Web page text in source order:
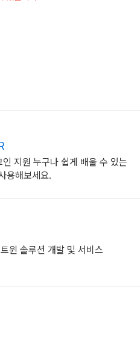
지원 누구나 쉽게 배울 수 있는
용해보세요.
윈 솔루션 개발 및 서비스